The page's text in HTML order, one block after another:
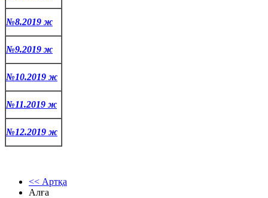
№8.2019 ж
№9.2019 ж
№10.2019 ж
№11.2019 ж
№12.2019 ж
<< Артқа
Алға